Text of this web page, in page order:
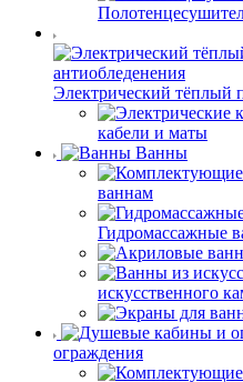
Электрический тёплый
кабели и маты
Ванны
ваннам
Гидромассажные
искусственного
ограждения